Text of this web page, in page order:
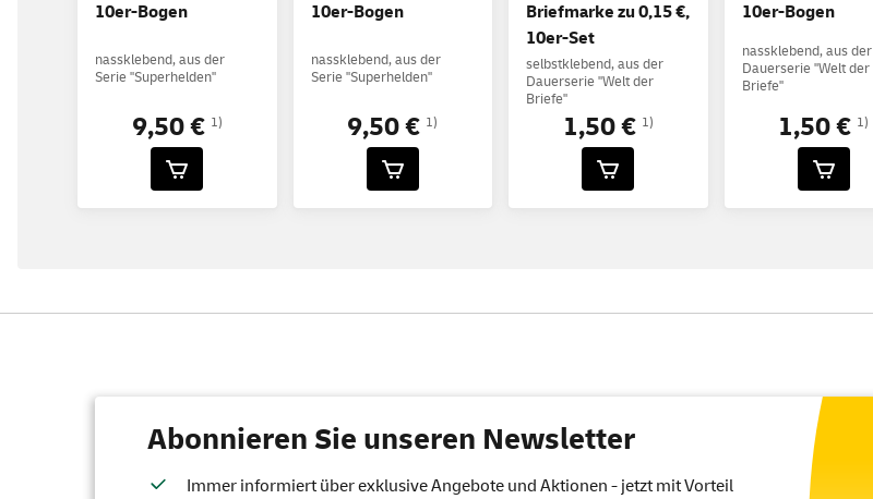
10er-Bogen
nassklebend, aus der
Serie "Superhelden"
9,50 € 1)
10er-Bogen
nassklebend, aus der
Serie "Superhelden"
9,50 € 1)
Briefmarke zu 0,15 €,
10er-Set
selbstklebend, aus der
Dauerserie "Welt der
Briefe"
1,50 € 1)
10er-Bogen
nassklebend, aus der
Dauerserie "Welt der
Briefe"
1,50 € 1)
Abonnieren Sie unseren Newsletter
Immer informiert über exklusive Angebote und Aktionen - jetzt mit Vorteil